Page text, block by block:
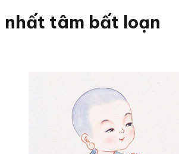
nhất tâm bất loạn